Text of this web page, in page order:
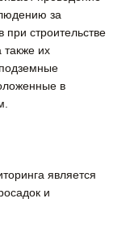
за
строительстве
также их
в
является
и